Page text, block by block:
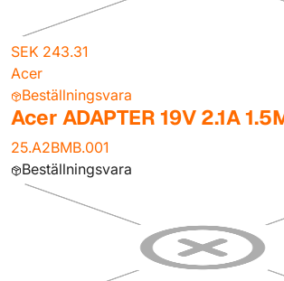
SEK 243.31
Acer
Beställningsvara
Acer ADAPTER 19V 2.1A
25.A2BMB.001
Beställningsvara